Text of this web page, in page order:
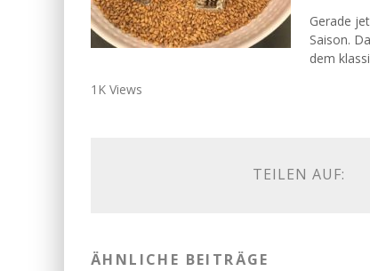
Gerade
Saison.
dem
1K Views
TEILEN AUF:
ÄHNLICHE BEITRÄGE